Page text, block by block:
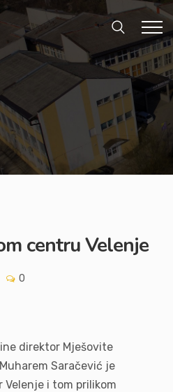
centru Velenje
0
direktor Mješovite
Saračević je
Velenje i tom prilikom